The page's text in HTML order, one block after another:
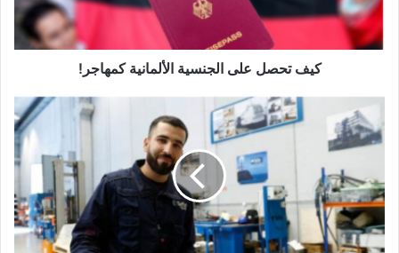
كيف تحصل على الجنسية الألمانية كمهاجر!
الوظائف
في
للمهاجرين
في
عام
2024